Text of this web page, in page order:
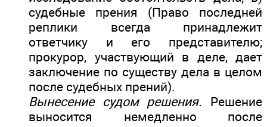
судебные прения (Право последней
реплики всегда принадлежит
ответчику и его представителю;
прокурор, участвующий в деле, дает
заключение по существу дела в целом
после судебных прений).
Вынесение судом решения. Решение
выносится немедленно после